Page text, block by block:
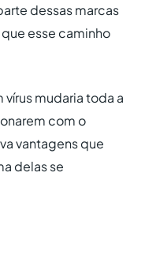
dessas marcas
esse caminho
vírus mudaria toda a
com o
vantagens que
delas se